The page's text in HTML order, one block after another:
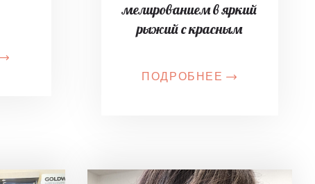
мелированием в яркий
рыжий с красным
ПОДРОБНЕЕ